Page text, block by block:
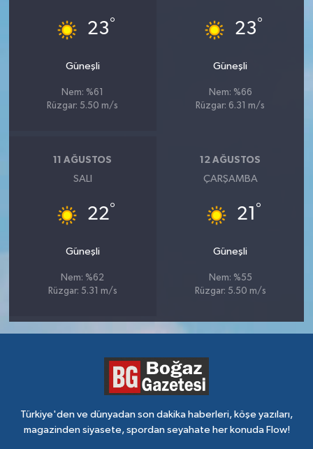
23°
Güneşli
Nem: %61
Rüzgar: 5.50 m/s
23°
Güneşli
Nem: %66
Rüzgar: 6.31 m/s
11 AĞUSTOS
SALI
22°
Güneşli
Nem: %62
Rüzgar: 5.31 m/s
12 AĞUSTOS
ÇARŞAMBA
21 °
Güneşli
Nem: %55
Rüzgar: 5.50 m/s
Türkiye'den ve dünyadan son dakika haberleri, köşe yazıları,
magazinden siyasete, spordan seyahate her konuda Flow!